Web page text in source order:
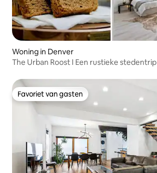
Woning in Denver
The Urban Roost I Een rustieke stedentrip
Favoriet van gasten
Favoriet van gasten